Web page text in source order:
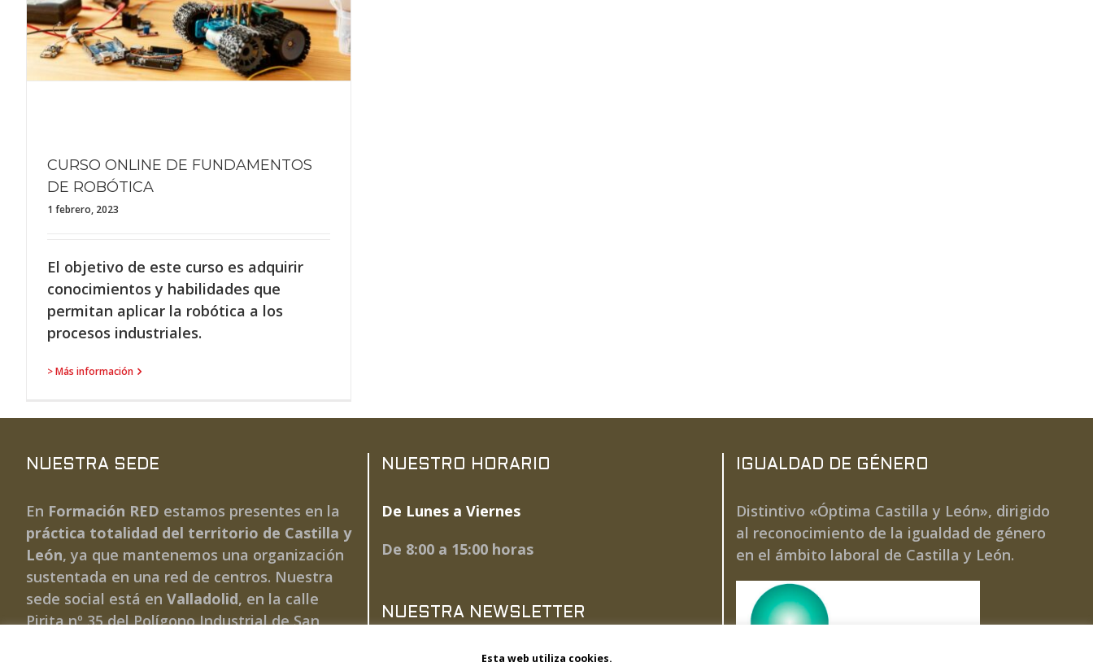
CURSO ONLINE DE FUNDAMENTOS
DE ROBÓTICA
1 febrero, 2023
El objetivo de este curso es adquirir
conocimientos y habilidades que
permitan aplicar la robótica a los
procesos industriales.
> Más información
NUESTRA SEDE
En Formación RED estamos presentes en la
práctica totalidad del territorio de Castilla y
León, ya que mantenemos una organización
sustentada en una red de centros. Nuestra
sede social está en Valladolid, en la calle
Pirita nº 35 del Polígono Industrial de San
NUESTRO HORARIO
De Lunes a Viernes
De 8:00 a 15:00 horas
NUESTRA NEWSLETTER
SUSCRÍBETE AHORA
IGUALDAD DE GÉNERO
Distintivo «Óptima Castilla y León», dirigido
al reconocimiento de la igualdad de género
en el ámbito laboral de Castilla y León.
Esta web utiliza cookies.